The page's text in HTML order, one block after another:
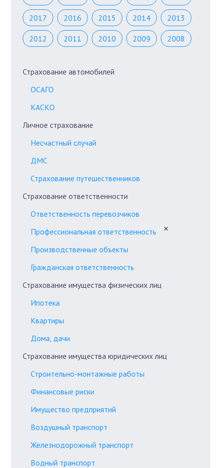
2017 2016 2015 2014 2013
2012 2011 2010 2009 2008
Страхование автомобилей
ОСАГО
КАСКО
Личное страхование
Несчастный случай
ДМС
Страхование путешественников
Страхование ответственности
Ответственность перевозчиков
Профессиональная ответственность
✕
Производственные объекты
Гражданская ответственность
Страхование имущества физических лиц
Ипотека
Квартиры
Дома, дачи
Страхование имущества юридических лиц
Строительно-монтажные работы
Финансовые риски
Имущество предприятий
Воздушный транспорт
Железнодорожный транспорт
Водный транспорт